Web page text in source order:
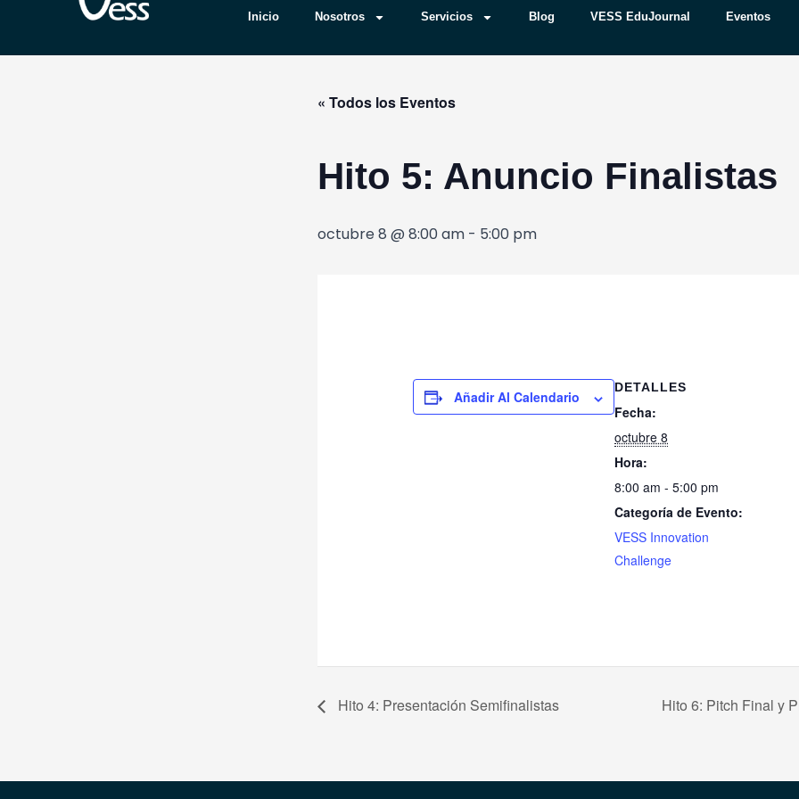
contenido
Inicio Nosotros Servicios Blog VESS EduJournal Eventos
« Todos los Eventos
Hito 5: Anuncio Finalistas
octubre 8 @ 8:00 am - 5:00 pm
Añadir Al Calendario
DETALLES
Fecha:
octubre 8
Hora:
8:00 am - 5:00 pm
Categoría de Evento:
VESS Innovation
Challenge
Hito 4: Presentación Semifinalistas Hito 6: Pitch Final y